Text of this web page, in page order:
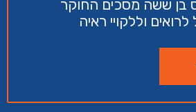
בן ששה מסכים החוקר
וללקויי ראיה